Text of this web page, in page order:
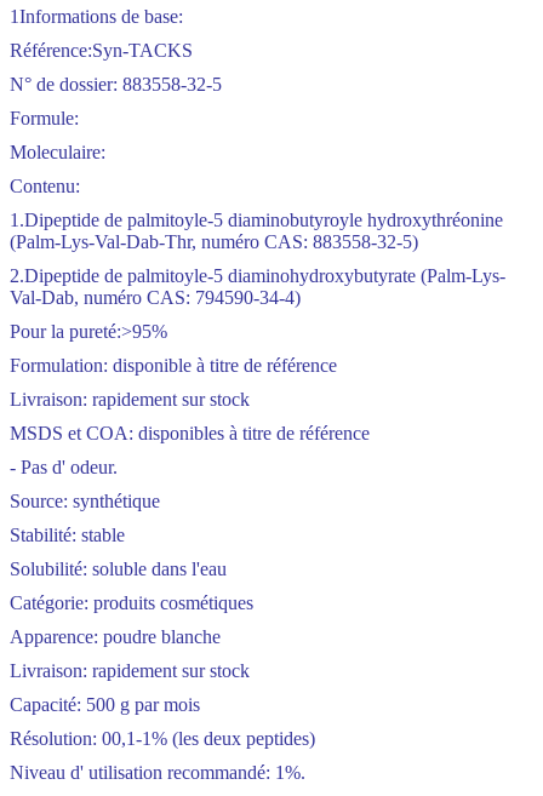
1Informations de base:
Référence:Syn-TACKS
N° de dossier: 883558-32-5
Formule:
Moleculaire:
Contenu:
1.Dipeptide de palmitoyle-5 diaminobutyroyle hydroxythréonine
(Palm-Lys-Val-Dab-Thr, numéro CAS: 883558-32-5)
2.Dipeptide de palmitoyle-5 diaminohydroxybutyrate (Palm-Lys-
Val-Dab, numéro CAS: 794590-34-4)
Pour la pureté:>95%
Formulation: disponible à titre de référence
Livraison: rapidement sur stock
MSDS et COA: disponibles à titre de référence
- Pas d' odeur.
Source: synthétique
Stabilité: stable
Solubilité: soluble dans l'eau
Catégorie: produits cosmétiques
Apparence: poudre blanche
Livraison: rapidement sur stock
Capacité: 500 g par mois
Résolution: 00,1-1% (les deux peptides)
Niveau d' utilisation recommandé: 1%.